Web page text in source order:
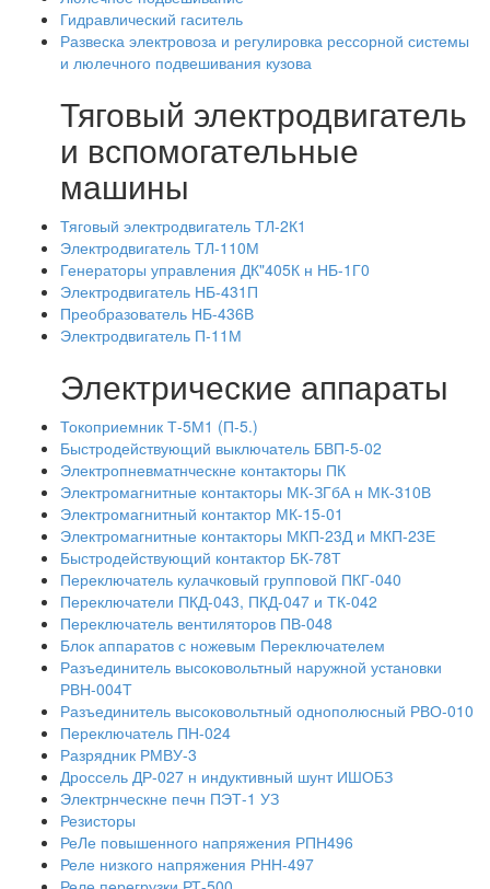
Гидравлический гаситель
Развеска электровоза и регулировка рессорной системы
и люлечного подвешивания кузова
Тяговый электродвигатель
и вспомогательные
машины
Тяговый электродвигатель ТЛ-2К1
Электродвигатель ТЛ-110М
Генераторы управления ДК"405К н НБ-1Г0
Электродвигатель НБ-431П
Преобразователь НБ-436В
Электродвигатель П-11М
Электрические аппараты
Токоприемник Т-5М1 (П-5.)
Быстродействующий выключатель БВП-5-02
Электропневматнческне контакторы ПК
Электромагнитные контакторы МК-ЗГбА н МК-310В
Электромагнитный контактор МК-15-01
Электромагнитные контакторы МКП-23Д и МКП-23Е
Быстродействующий контактор БК-78Т
Переключатель кулачковый групповой ПКГ-040
Переключатели ПКД-043, ПКД-047 и ТК-042
Переключатель вентиляторов ПВ-048
Блок аппаратов с ножевым Переключателем
Разъединитель высоковольтный наружной установки
РВН-004Т
Разъединитель высоковольтный однополюсный РВО-010
Переключатель ПН-024
Разрядник РМВУ-3
Дроссель ДР-027 н индуктивный шунт ИШОБЗ
Электрнческне печн ПЭТ-1 УЗ
Резисторы
РеЛе повышенного напряжения РПН496
Реле низкого напряжения РНН-497